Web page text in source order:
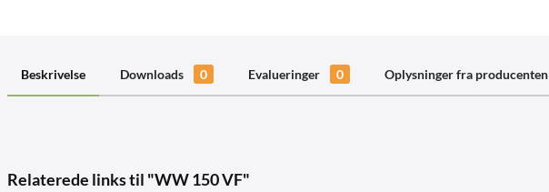
Beskrivelse Downloads 0 Evalueringer 0 Oplysninger fra producenten
Relaterede links til "WW 150 VF"